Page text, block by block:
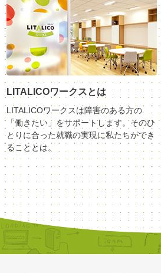
LITALICOワークスとは
LITALICOワークスは障害のある方の
「働きたい」をサポートします。そのひ
とりに合った就職の実現に私たちができ
ることとは。